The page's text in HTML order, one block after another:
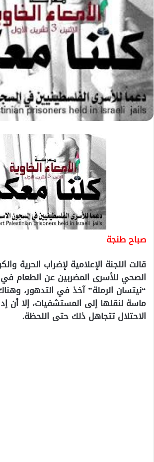
صباح طنجة
قالت اللجنة الإعلامية لإضراب الحرية
الصحي للأسرى المضربين عن الطعام
“نيتسان الرملة” آخذ في التدهور،
ماسة لنقلها إلى المستشفيات، إلا أن
الاحتلال تتجاهل ذلك حتى اللحظة.